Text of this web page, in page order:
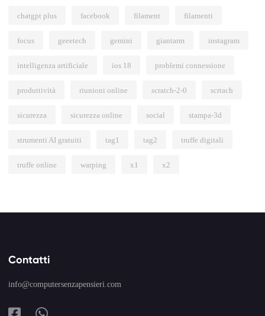
chatgpt plus facebook filament filamenti
focus geeetech gemini giantarm instagram
intelligenza artificiale ios 18 problemi connessione
produttività riunioni online scratch-2-0 scrtach
sicurezza sicurezza online social stampa-3d
strumenti AI gratuiti tag1 tag2 truffe digitali
truffe online warping x1 x2
Contatti
info@computersenzapensieri.com